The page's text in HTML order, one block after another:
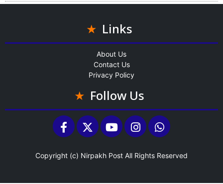
Links
About Us
Contact Us
Privacy Policy
Follow Us
Copyright (c) Nirpakh Post All Rights Reserved